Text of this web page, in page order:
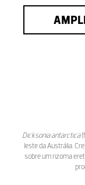
Dicksonia antarctica
leste da Austrália.
sobre um rizoma